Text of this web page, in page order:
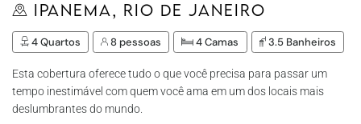
Ipanema, Rio de Janeiro
4 Quartos 8 pessoas 4 Camas 3.5 Banheiros
Esta cobertura oferece tudo o que você precisa para passar um
tempo inestimável com quem você ama em um dos locais mais
deslumbrantes do mundo.